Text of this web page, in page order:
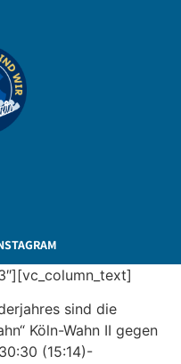
sind die
Köln-Wahn II gegen
(15:14)-